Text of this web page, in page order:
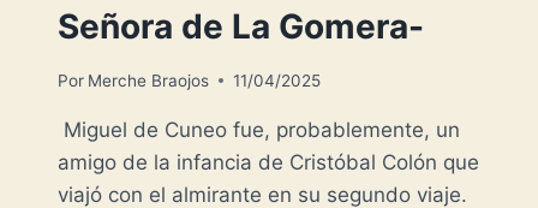
Señora de La Gomera-
Por Merche Braojos 11/04/2025
Miguel de Cuneo fue, probablemente, un
amigo de la infancia de Cristóbal Colón que
viajó con el almirante en su segundo viaje.